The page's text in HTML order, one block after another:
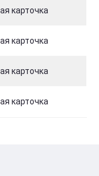
карточка
карточка
карточка
карточка